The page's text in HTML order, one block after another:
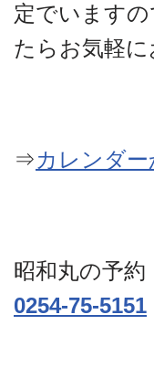
定でいます
たらお気軽に
⇒カレンダ
昭和丸の予
0254-75-5151